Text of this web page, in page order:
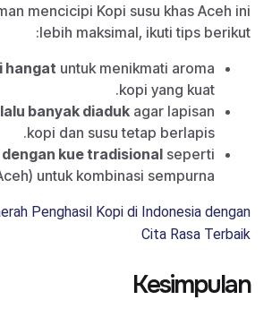
mencicipi Kopi susu khas Aceh ini
lebih maksimal, ikuti tips berikut:
hangat untuk menikmati aroma
kopi yang kuat.
banyak diaduk agar lapisan
kopi dan susu tetap berlapis.
kue tradisional seperti
untuk kombinasi sempurna.
Penghasil Kopi di Indonesia dengan
Cita Rasa Terbaik
Kesimpulan